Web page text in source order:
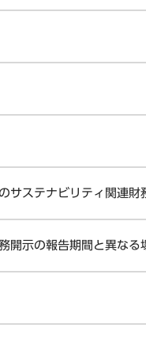
サステナビリティ関連
開示の報告期間と異なる